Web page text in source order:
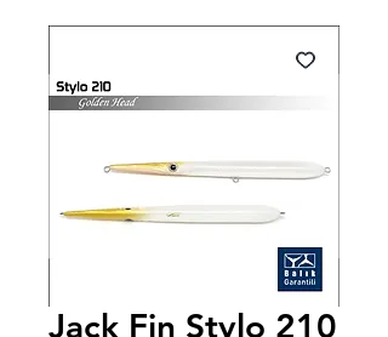
Jack Fin Stylo 210